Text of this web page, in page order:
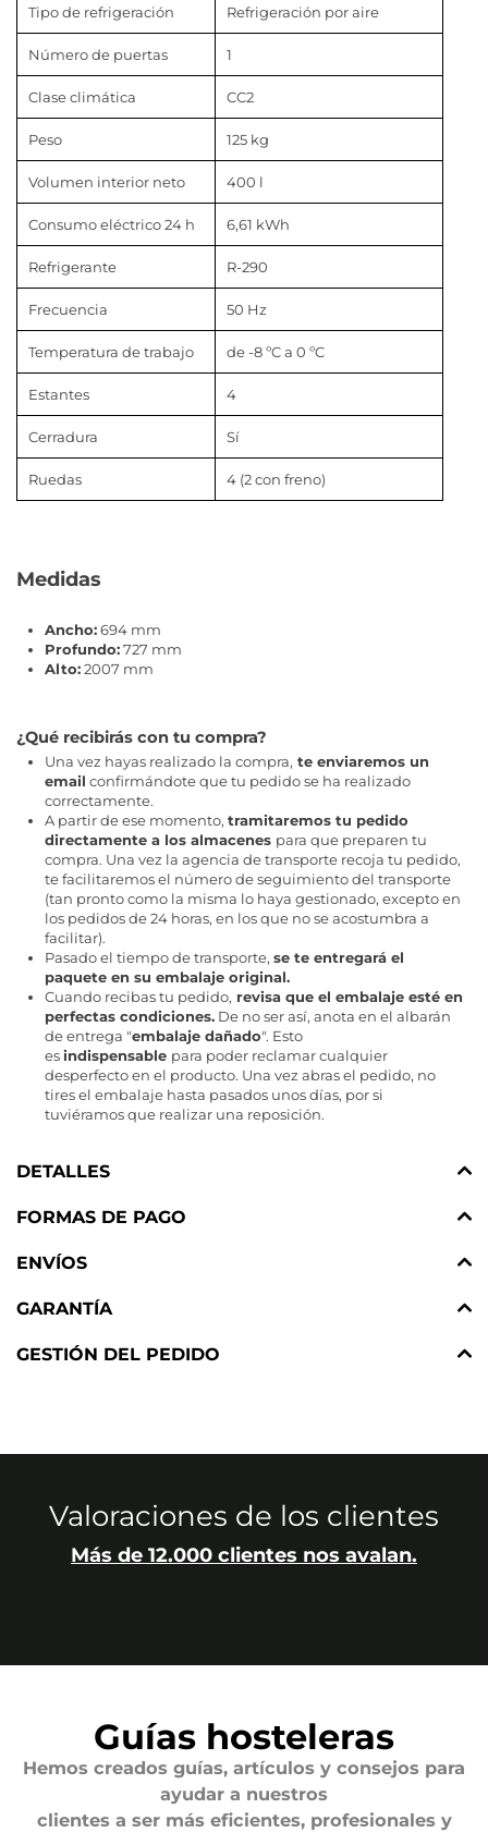
Tipo de refrigeración Refrigeración por aire
Número de puertas 1
Clase climática CC2
Peso 125 kg
Volumen interior neto 400 l
Consumo eléctrico 24 h 6,61 kWh
Refrigerante R-290
Frecuencia 50 Hz
Temperatura de trabajo de -8 ºC a 0 ºC
Estantes 4
Cerradura Sí
Ruedas 4 (2 con freno)
Medidas
Ancho:694 mm
Profundo:727 mm
Alto:2007 mm
¿Qué recibirás con tu compra?
Una vez hayas realizado la compra, te enviaremos un
email confirmándote que tu pedido se ha realizado
correctamente.
A partir de ese momento, tramitaremos tu pedido
directamente a los almacenes para que preparen tu
compra. Una vez la agencia de transporte recoja tu pedido,
te facilitaremos el número de seguimiento del transporte
(tan pronto como la misma lo haya gestionado, excepto en
los pedidos de 24 horas, en los que no se acostumbra a
facilitar).
Pasado el tiempo de transporte, se te entregará el
paquete en su embalaje original.
Cuando recibas tu pedido, revisa que el embalaje esté en
perfectas condiciones. De no ser así, anota en el albarán
de entrega "embalaje dañado". Esto
esindispensable para poder reclamar cualquier
desperfecto en el producto. Una vez abras el pedido, no
tires el embalaje hasta pasados unos días, por si
tuviéramos que realizar una reposición.
DETALLES
FORMAS DE PAGO
ENVÍOS
GARANTÍA
GESTIÓN DEL PEDIDO
Valoraciones de los clientes
Más de 12.000 clientes nos avalan.
Guías hosteleras
Hemos creados guías, artículos y consejos para
ayudar a nuestros
clientes a ser más eficientes, profesionales y